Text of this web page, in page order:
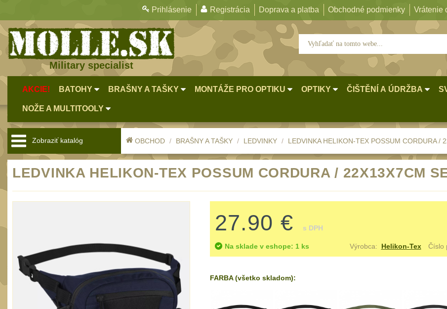
Prihlásenie Registrácia Doprava a platba Obchodné podmienky Vrátenie
Military specialist
AKCIE! BATOHY BRAŠNY A TAŠKY MONTÁŽE PRO OPTIKU OPTIKY ČIŠTĚNÍ A ÚDRŽBA
NOŽE A MULTITOOLY
Zobraziť katalóg OBCHOD BRAŠNY A TAŠKY LEDVINKY LEDVINKA HELIKON-TEX POSSUM CORDURA /
LEDVINKA HELIKON-TEX POSSUM CORDURA / 22X13X7CM
27.90 € s DPH
Na sklade v eshope: 1 ks Výrobca: Helikon-Tex Číslo
FARBA (všetko skladom):